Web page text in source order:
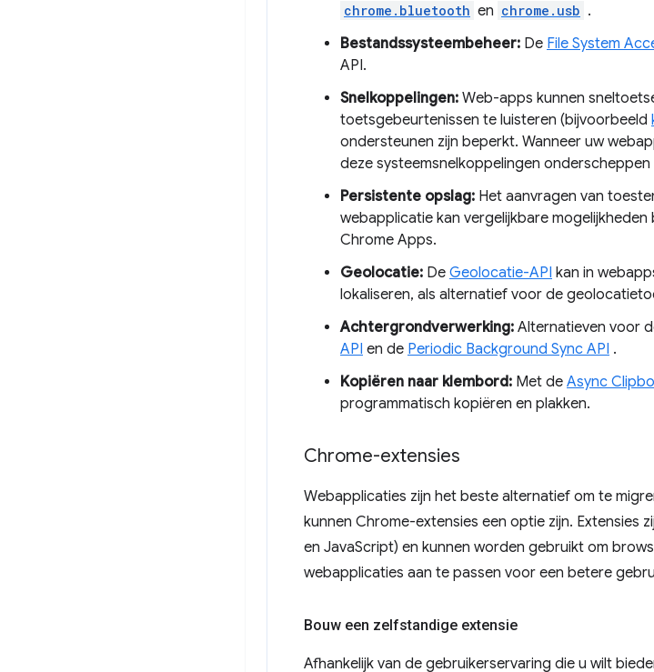
chrome.bluetooth en chrome.usb .
Bestandssysteembeheer: De File System
API.
Snelkoppelingen: Web-apps kunnen
toetsgebeurtenissen te luisteren (bijvoorbeeld
ondersteunen zijn beperkt. Wanneer uw
deze systeemsnelkoppelingen
Persistente opslag: Het aanvragen van
webapplicatie kan vergelijkbare
Chrome Apps.
Geolocatie: De Geolocatie-API kan in
lokaliseren, als alternatief voor de
Achtergrondverwerking: Alternatieven voor
API en de Periodic Background Sync API .
Kopiëren naar klembord: Met de Async
programmatisch kopiëren en plakken.
Chrome-extensies
Webapplicaties zijn het beste alternatief om te
kunnen Chrome-extensies een optie zijn. Extensies
en JavaScript) en kunnen worden gebruikt om
webapplicaties aan te passen voor een betere
Bouw een zelfstandige extensie
Afhankelijk van de gebruikerservaring die u wilt